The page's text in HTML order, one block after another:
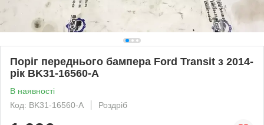
Поріг переднього бампера Ford Transit з 2014-
рік BK31-16560-A
В наявності
Код: BK31-16560-A
Роздріб